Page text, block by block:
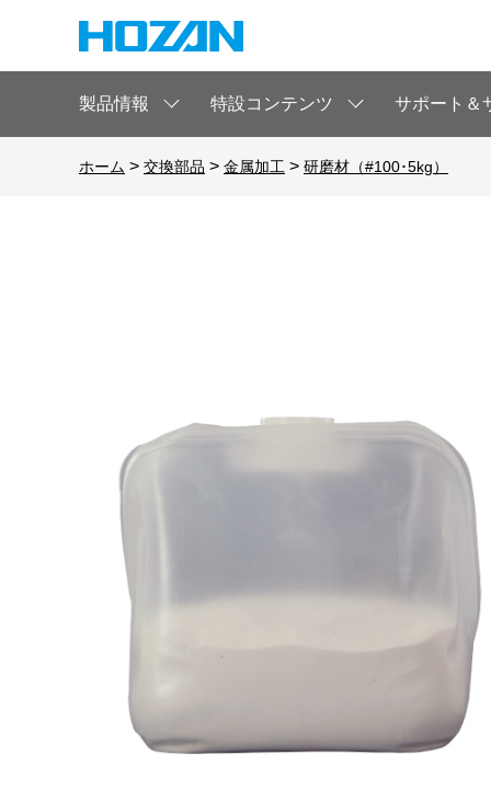
製品情報 特設コンテンツ サポート＆
ホーム > 交換部品 > 金属加工 > 研磨材（#100･5kg）